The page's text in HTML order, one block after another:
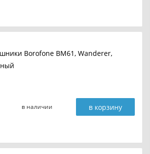
Borofone BM61, Wanderer,
в наличии в корзину